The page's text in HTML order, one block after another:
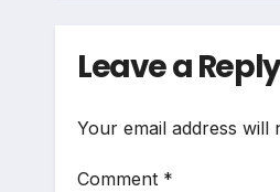
Leave a Reply
Your email address will
Comment *